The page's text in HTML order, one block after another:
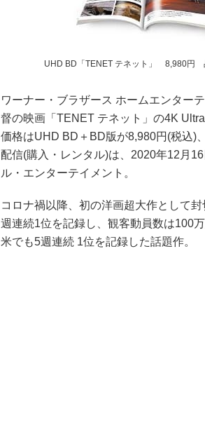
UHD BD「TENET テネット」 8,980円
ワーナー・ブラザース ホームエンター
督の映画「TENET テネット」の4K
価格はUHD BD＋BD版が8,980円(税込)
配信(購入・レンタル)は、2020年12月
ル・エンターテイメント。
コロナ禍以降、初の洋画超大作として
週連続1位を記録し、観客動員数は100
米でも5週連続 1位を記録した話題作。